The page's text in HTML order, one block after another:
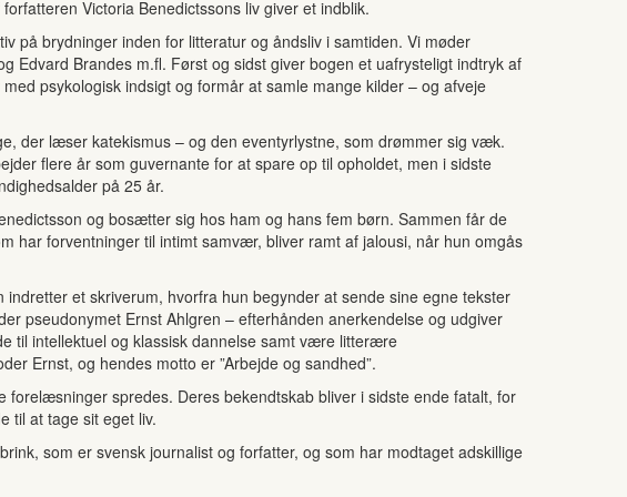
Victoria Benedictssons liv giver et indblik.
på brydninger inden for litteratur og åndsliv i samtiden. Vi møder
Edvard Brandes m.fl. Først og sidst giver bogen et uafrysteligt indtryk af
psykologisk indsigt og formår at samle mange kilder – og afveje
der læser katekismus – og den eventyrlystne, som drømmer sig væk.
flere år som guvernante for at spare op til opholdet, men i sidste
på 25 år.
og bosætter sig hos ham og hans fem børn. Sammen får de
har forventninger til intimt samvær, bliver ramt af jalousi, når hun omgås
et skriverum, hvorfra hun begynder at sende sine egne tekster
pseudonymet Ernst Ahlgren – efterhånden anerkendelse og udgiver
til intellektuel og klassisk dannelse samt være litterære
Ernst, og hendes motto er ”Arbejde og sandhed”.
spredes. Deres bekendtskab bliver i sidste ende fatalt, for
til at tage sit eget liv.
som er svensk journalist og forfatter, og som har modtaget adskillige